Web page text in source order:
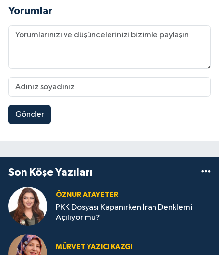
Yorumlar
Gönder
Son Köşe Yazıları
ÖZNUR ATAYETER
PKK Dosyası Kapanırken İran Denklemi
Açılıyor mu?
MÜRVET YAZICI KAZGI